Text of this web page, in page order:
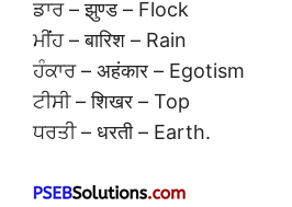
ਡਾਰ – झुण्ड – Flock
ਮੀਂਹ – बारिश – Rain
ਹੰਕਾਰ – अहंकार – Egotism
ਟੀਸੀ – शिखर – Top
ਧਰਤੀ – धरती – Earth.